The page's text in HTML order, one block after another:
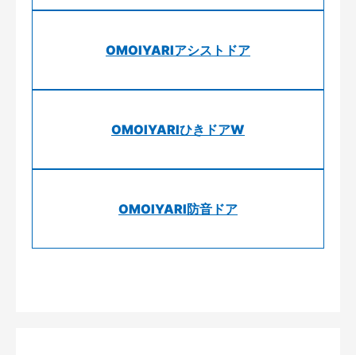
OMOIYARIアシストドア
OMOIYARIひきドアW
OMOIYARI防音ドア